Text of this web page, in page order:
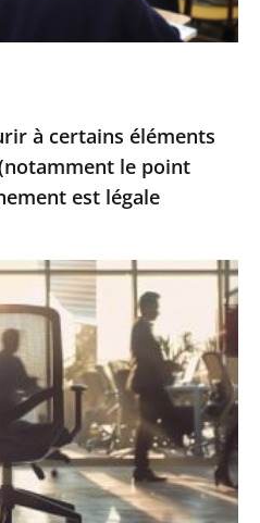
à certains éléments
le point
est légale